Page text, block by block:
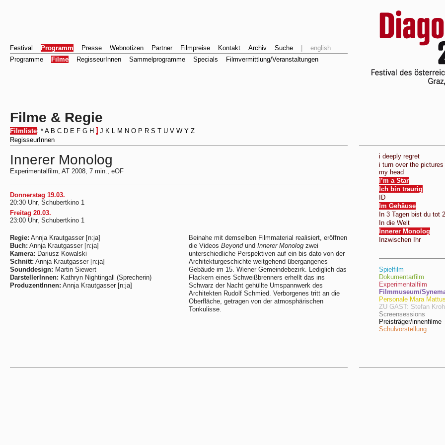
Festival Programm Presse Webnotizen Partner Filmpreise Kontakt Archiv Suche
english
Programme
Filme RegisseurInnen Sammelprogramme Specials Filmvermittlung/Veranstaltungen
Filme & Regie
Filmliste: * A B C D E F G H J K L M N O P R S T U V W Y Z
RegisseurInnen
Innerer Monolog
Experimentalfilm, AT 2008, 7 min., eOF
Donnerstag 19.03.
20:30 Uhr, Schubertkino 1
Freitag 20.03.
23:00 Uhr, Schubertkino 1
Regie: Annja Krautgasser [n:ja]
Buch: Annja Krautgasser [n:ja]
Kamera: Dariusz Kowalski
Schnitt: Annja Krautgasser [n:ja]
Sounddesign: Martin Siewert
DarstellerInnen: Kathryn Nightingall (Sprecherin)
ProduzentInnen: Annja Krautgasser [n:ja]
Beinahe mit demselben Filmmaterial realisiert, eröffnen
die Videos Beyondund Innerer Monolog zwei
unterschiedliche Perspektiven auf ein bis dato von der
Architekturgeschichte weitgehend übergangenes
Gebäude im 15. Wiener Gemeindebezirk. Lediglich das
Flackern eines Schweißbrenners erhellt das ins
Schwarz der Nacht gehüllte Umspannwerk des
Architekten Rudolf Schmied. Verborgenes tritt an die
Oberfläche, getragen von der atmosphärischen
Tonkulisse.
i deeply regret
i turn over the
my head
I’m a Star
Ich bin traurig
ID
Im Gehäuse
In 3 Tagen bist du tot 2
In die Welt
Innerer Monolog
Inzwischen Ihr
Spielfilm
Dokumentarfilm
Experimentalfilm
Filmmuseum/
Personale Mara
ZU GAST: Stefan
Screensessions
Preisträger/innenfilme
Schulvorstellung